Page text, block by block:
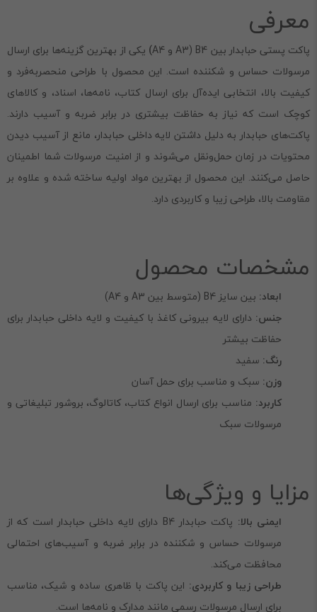
معرفی
پاکت پستی حبابدار بین B4 (A3 و A4 ) یکی از بهترین گزینه‌ها برای ارسال
مرسولات حساس و شکننده است. این محصول با طراحی منحصر‌به‌فرد و
کیفیت بالا، انتخابی ایده‌آل برای ارسال کتاب، نامه‌ها، اسناد، و کالاهای
کوچک است که نیاز به حفاظت بیشتری در برابر ضربه و آسیب دارند.
پاکت‌های حبابدار به دلیل داشتن لایه داخلی حبابدار، مانع از آسیب دیدن
محتویات در زمان حمل‌ونقل می‌شوند و از امنیت مرسولات شما اطمینان
حاصل می‌کنند. این محصول از بهترین مواد اولیه ساخته شده و علاوه بر
مقاومت بالا، طراحی زیبا و کاربردی دارد.
مشخصات محصول
ابعاد: بین سایز B4 (متوسط بین A3 و A4)
جنس: دارای لایه بیرونی کاغذ با کیفیت و لایه داخلی حبابدار برای
حفاظت بیشتر
رنگ: سفید
وزن: سبک و مناسب برای حمل آسان
کاربرد: مناسب برای ارسال انواع کتاب، کاتالوگ، بروشور تبلیغاتی و
مرسولات سبک
مزایا و ویژگی‌ها
ایمنی بالا:
پاکت حبابدار B4 دارای لایه داخلی حبابدار است که از
مرسولات حساس و شکننده در برابر ضربه و آسیب‌های احتمالی
محافظت می‌کند.
طراحی زیبا و کاربردی: این پاکت با ظاهری ساده و شیک، مناسب
برای ارسال مرسولات رسمی مانند مدارک و نامه‌ها است.